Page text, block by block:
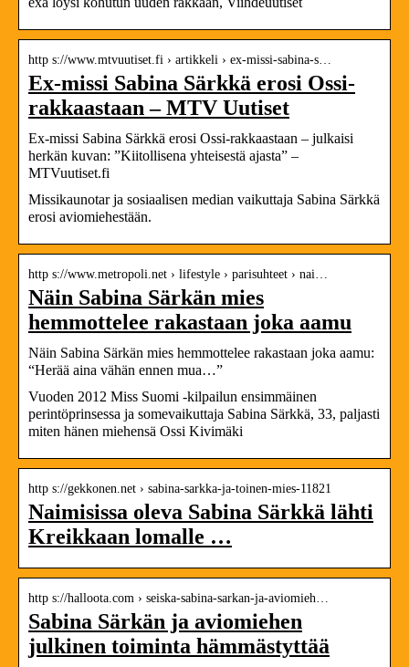
http s://www.mtvuutiset.fi › artikkeli › ex-missi-sabina-s…
Ex-missi Sabina Särkkä erosi Ossi-
rakkaastaan – MTV Uutiset
Ex-missi Sabina Särkkä erosi Ossi-rakkaastaan – julkaisi
herkän kuvan: ”Kiitollisena yhteisestä ajasta” –
MTVuutiset.fi
Missikaunotar ja sosiaalisen median vaikuttaja Sabina Särkkä
erosi aviomiehestään.
http s://www.metropoli.net › lifestyle › parisuhteet › nai…
Näin Sabina Särkän mies
hemmottelee rakastaan joka aamu
Näin Sabina Särkän mies hemmottelee rakastaan joka aamu:
“Herää aina vähän ennen mua…”
Vuoden 2012 Miss Suomi -kilpailun ensimmäinen
perintöprinsessa ja somevaikuttaja Sabina Särkkä, 33, paljasti
miten hänen miehensä Ossi Kivimäki
http s://gekkonen.net › sabina-sarkka-ja-toinen-mies-11821
Naimisissa oleva Sabina Särkkä lähti
Kreikkaan lomalle …
http s://halloota.com › seiska-sabina-sarkan-ja-aviomieh…
Sabina Särkän ja aviomiehen
julkinen toiminta hämmästyttää